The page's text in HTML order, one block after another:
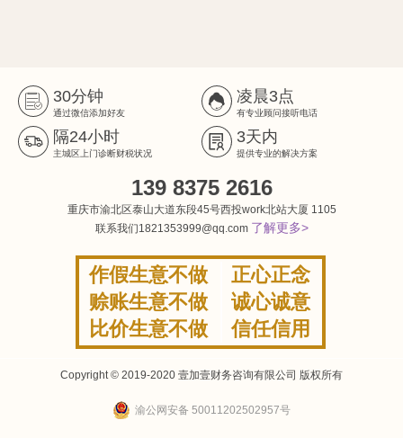
30分钟
通过微信添加好友
凌晨3点
有专业顾问接听电话
隔24小时
主城区上门诊断财税状况
3天内
提供专业的解决方案
139 8375 2616
重庆市渝北区泰山大道东段45号西投work北站大厦 1105
联系我们1821353999@qq.com 了解更多>
作假生意不做
赊账生意不做
比价生意不做
正心正念
诚心诚意
信任信用
Copyright © 2019-2020 壹加壹财务咨询有限公司 版权所有
渝公网安备 50011202502957号